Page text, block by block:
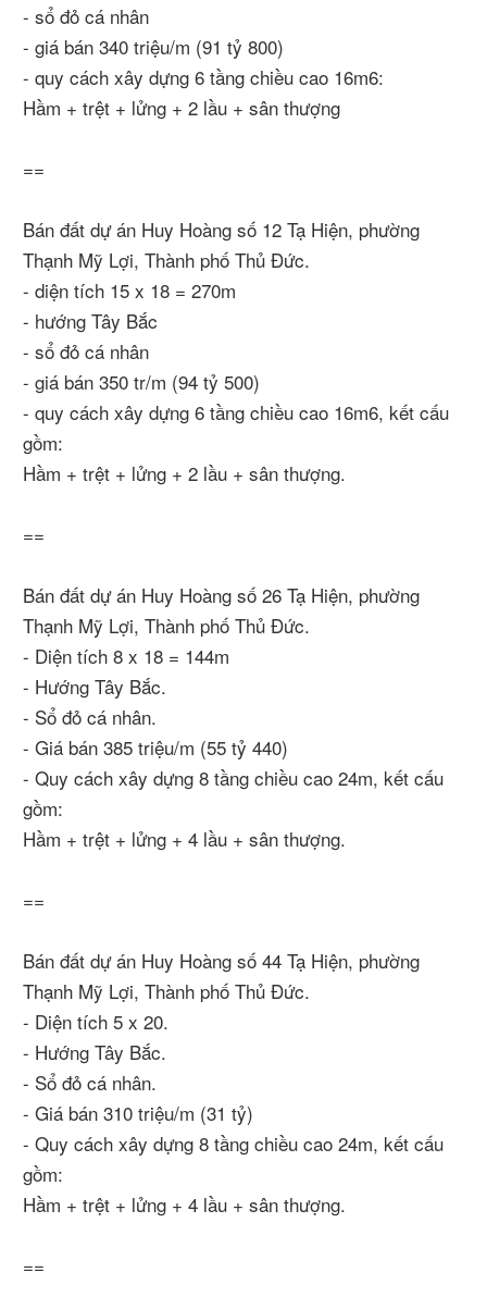
- sổ đỏ cá nhân
- giá bán 340 triệu/m (91 tỷ 800)
- quy cách xây dựng 6 tầng chiều cao 16m6:
Hầm + trệt + lửng + 2 lầu + sân thượng
==
Bán đất dự án Huy Hoàng số 12 Tạ Hiện, phường
Thạnh Mỹ Lợi, Thành phố Thủ Đức.
- diện tích 15 x 18 = 270m
- hướng Tây Bắc
- sổ đỏ cá nhân
- giá bán 350 tr/m (94 tỷ 500)
- quy cách xây dựng 6 tầng chiều cao 16m6, kết cấu
gồm:
Hầm + trệt + lửng + 2 lầu + sân thượng.
==
Bán đất dự án Huy Hoàng số 26 Tạ Hiện, phường
Thạnh Mỹ Lợi, Thành phố Thủ Đức.
- Diện tích 8 x 18 = 144m
- Hướng Tây Bắc.
- Sổ đỏ cá nhân.
- Giá bán 385 triệu/m (55 tỷ 440)
- Quy cách xây dựng 8 tầng chiều cao 24m, kết cấu
gồm:
Hầm + trệt + lửng + 4 lầu + sân thượng.
==
Bán đất dự án Huy Hoàng số 44 Tạ Hiện, phường
Thạnh Mỹ Lợi, Thành phố Thủ Đức.
- Diện tích 5 x 20.
- Hướng Tây Bắc.
- Sổ đỏ cá nhân.
- Giá bán 310 triệu/m (31 tỷ)
- Quy cách xây dựng 8 tầng chiều cao 24m, kết cấu
gồm:
Hầm + trệt + lửng + 4 lầu + sân thượng.
==